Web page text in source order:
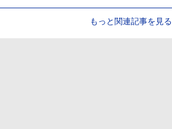
もっと関連記事を見る